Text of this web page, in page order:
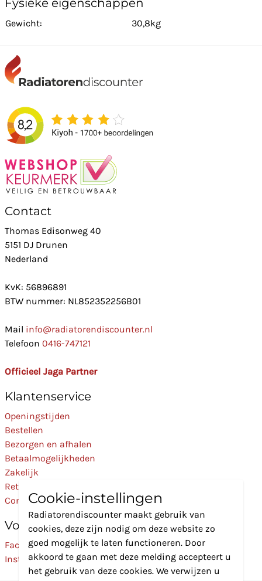
Gewicht: 30,8kg
Contact
Thomas Edisonweg 40
5151 DJ Drunen
Nederland
KvK: 56896891
BTW nummer: NL852352256B01
Mail info@radiatorendiscounter.nl
Telefoon 0416-747121
Officieel Jaga Partner
Klantenservice
Openingstijden
Bestellen
Bezorgen en afhalen
Betaalmogelijkheden
Zakelijk
Retourneren
Contact
Volg Ons
Facebook
Instagram
Cookie-instellingen
Radiatorendiscounter maakt gebruik van
cookies, deze zijn nodig om deze website zo
goed mogelijk te laten functioneren. Door
akkoord te gaan met deze melding accepteert u
het gebruik van deze cookies. We verwijzen u